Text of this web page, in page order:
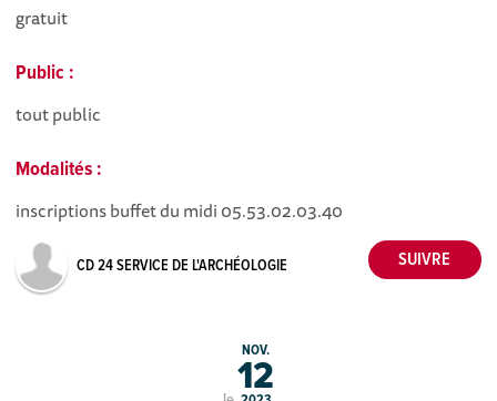
gratuit
Public :
tout public
Modalités :
inscriptions buffet du midi 05.53.02.03.40
CD 24 SERVICE DE L'ARCHÉOLOGIE
NOV.
12